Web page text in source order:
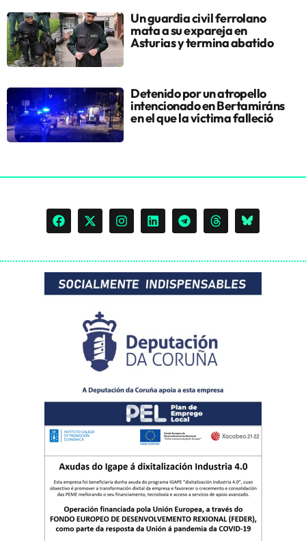
Un guardia civil ferrolano
mata a su expareja en
Asturias y termina abatido
Detenido por un atropello
intencionado en Bertamiráns
en el que la víctima falleció